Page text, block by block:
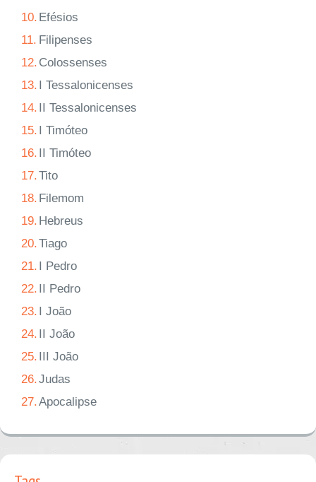
10. Efésios
11. Filipenses
12. Colossenses
13. I Tessalonicenses
14. II Tessalonicenses
15. I Timóteo
16. II Timóteo
17.Tito
18. Filemom
19. Hebreus
20.Tiago
21. I Pedro
22. II Pedro
23. I João
24. II João
25. III João
26.Judas
27.Apocalipse